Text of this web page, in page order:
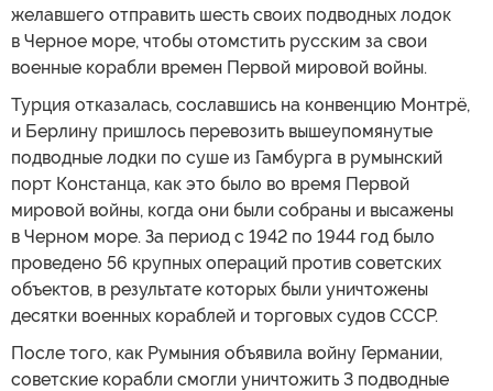
желавшего отправить шесть своих подводных лодок
в Черное море, чтобы отомстить русским за свои
военные корабли времен Первой мировой войны.
Турция отказалась, сославшись на конвенцию Монтрё,
и Берлину пришлось перевозить вышеупомянутые
подводные лодки по суше из Гамбурга в румынский
порт Констанца, как это было во время Первой
мировой войны, когда они были собраны и высажены
в Черном море. За период с 1942 по 1944 год было
проведено 56 крупных операций против советских
объектов, в результате которых были уничтожены
десятки военных кораблей и торговых судов СССР.
После того, как Румыния объявила войну Германии,
советские корабли смогли уничтожить 3 подводные